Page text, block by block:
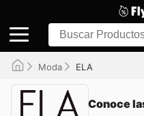
Moda ELA
Conoce